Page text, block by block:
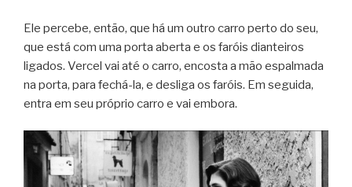
Ele percebe, então, que há um outro carro perto do seu,
que está com uma porta aberta e os faróis dianteiros
ligados. Vercel vai até o carro, encosta a mão espalmada
na porta, para fechá-la, e desliga os faróis. Em seguida,
entra em seu próprio carro e vai embora.